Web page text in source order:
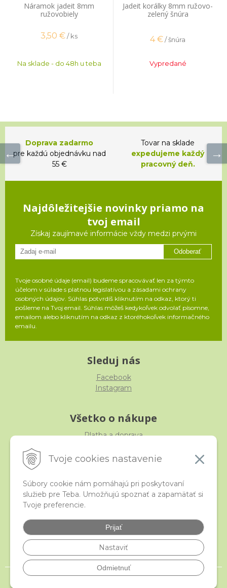
Tvoje cookies nastavenie
Súbory cookie nám pomáhajú pri poskytovaní
služieb pre Teba. Umožňujú spoznať a zapamätať si
Tvoje preferencie.
Prijať
Nastaviť
Odmietnuť
Náramok jadeit 8mm
ružovobiely
3,50 €/ ks
Na sklade - do 48h u teba
Jadeit korálky 8mm ružovo-
zelený šnúra
4 €/ šnúra
Vypredané
Doprava zadarmo
pre každú objednávku nad
55 €
Tovar na sklade
expedujeme každý
pracovný deň.
Najdôležitejšie novinky priamo na
tvoj email
Získaj zaujímavé informácie vždy medzi prvými
Odoberať
Tvoje osobné údaje (email) budeme spracovávať len za týmto
účelom v súlade s platnou legislatívou a zásadami ochrany
osobných údajov. Súhlas potvrdíš kliknutím na odkaz, ktorý ti
pošleme na Tvoj email. Súhlas môžeš kedykoľvek odvolať písomne,
emailom alebo kliknutím na odkaz z ktoréhokoľvek informačného
emailu.
Sleduj nás
Facebook
Instagram
Všetko o nákupe
Platba a doprava
Obchodné podmienky
iStraka
Veľkoobchod
Najčastejšie otázky
Certifikáty
© 2026 istraka.sk - najligotavejšie korálky a polodrahokamy široko ďaleko •